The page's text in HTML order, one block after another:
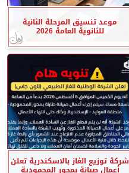
موعد تنسيق المرحلة الثانية
للثانوية العامة 2026
شركة توزيع الغاز بالاسكندرية تعلن
أعمال صيانة بمحور المحمودية